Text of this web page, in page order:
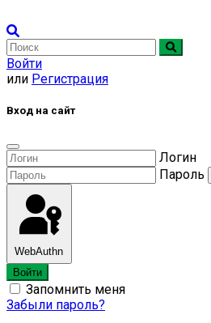
Войти
или Регистрация
Вход на сайт
Логин
Пароль
WebAuthn
Войти
Запомнить меня
Забыли пароль?